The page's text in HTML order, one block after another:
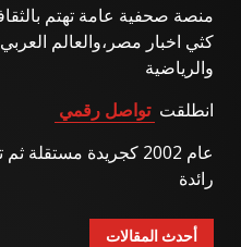
منصة صحفية عامة تهتم
كثي اخبار مصر،والعالم العربي
والرياضية
انطلقت تواصل رقمي
عام 2002 كجريدة
رائدة
أحدث المقالات